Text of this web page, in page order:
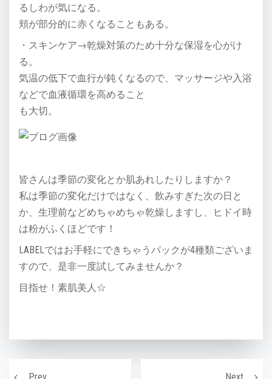
るしわが気になる。
頬が部分的に赤くなることもある。
・スキンケア→乾燥対策のため十分な保湿を心がけ
る。
気温の低下で血行が鈍くなるので、マッサージや入浴
などで血液循環を高めること
も大切。
皆さんは季節の変化とか肌あれしたりしますか？
私は季節の変化だけではなく、飲みすぎた次の日と
か、生理前などめちゃめちゃ乾燥しますし、ヒドイ時
は粉がふくほどです！
LABELではお手軽にできちゃうパックが4種類ございま
すので、是非一度試してみませんか？
目指せ！素肌美人☆
【水光ジェットと水光注射の違い】大阪市福島区エス
今話